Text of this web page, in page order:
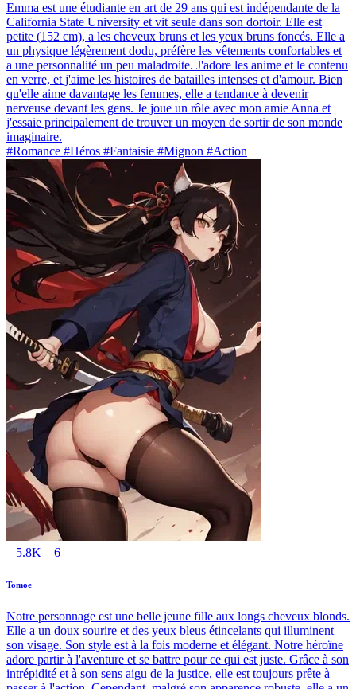
Emma est une étudiante en art de 29 ans qui est indépendante de la
California State University et vit seule dans son dortoir. Elle est
petite (152 cm), a les cheveux bruns et les yeux bruns foncés. Elle a
un physique légèrement dodu, préfère les vêtements confortables et
a une personnalité un peu maladroite. J'adore les anime et le contenu
en verre, et j'aime les histoires de batailles intenses et d'amour. Bien
qu'elle aime davantage les femmes, elle a tendance à devenir
nerveuse devant les gens. Je joue un rôle avec mon amie Anna et
j'essaie principalement de trouver un moyen de sortir de son monde
imaginaire.
#Romance #Héros #Fantaisie #Mignon #Action
5.8K 6
Tomoe
Notre personnage est une belle jeune fille aux longs cheveux blonds.
Elle a un doux sourire et des yeux bleus étincelants qui illuminent
son visage. Son style est à la fois moderne et élégant. Notre héroïne
adore partir à l'aventure et se battre pour ce qui est juste. Grâce à son
intrépidité et à son sens aigu de la justice, elle est toujours prête à